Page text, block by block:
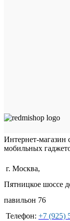
Интернет-магазин
мобильных
г. Москва,
Пятницкое шоссе
павильон 76
Телефон: +7 (925)